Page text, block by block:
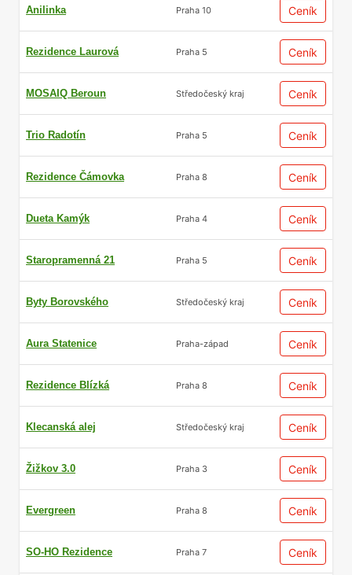
Anilinka Praha 10 Ceník
Rezidence Laurová Praha 5 Ceník
MOSAIQ Beroun Středočeský kraj Ceník
Trio Radotín Praha 5 Ceník
Rezidence Čámovka Praha 8 Ceník
Dueta Kamýk Praha 4 Ceník
Staropramenná 21 Praha 5 Ceník
Byty Borovského Středočeský kraj Ceník
Aura Statenice Praha-západ Ceník
Rezidence Blízká Praha 8 Ceník
Klecanská alej Středočeský kraj Ceník
Žižkov 3.0 Praha 3 Ceník
Evergreen Praha 8 Ceník
SO-HO Rezidence Praha 7 Ceník